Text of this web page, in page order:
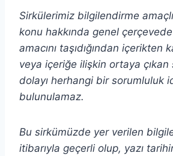
Sirkülerimiz bilgilendirme
konu hakkında genel
amacını taşıdığından içerikten
veya içeriğe ilişkin ortaya çıkan
dolayı herhangi bir sorumluluk
bulunulamaz.
Bu sirkümüzde yer verilen
itibarıyla geçerli olup, yazı